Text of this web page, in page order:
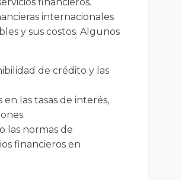
internacionales
y sus costos. Algunos
de crédito y las
en las tasas de interés,
las normas de
financieros en